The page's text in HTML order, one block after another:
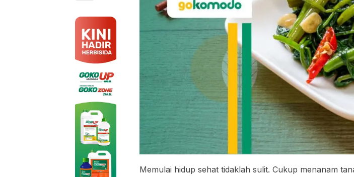
Memulai hidup sehat tidaklah sulit. Cukup menanam